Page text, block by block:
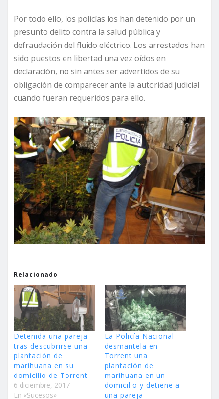
Por todo ello, los policías los han detenido por un
presunto delito contra la salud pública y
defraudación del fluido eléctrico. Los arrestados han
sido puestos en libertad una vez oídos en
declaración, no sin antes ser advertidos de su
obligación de comparecer ante la autoridad judicial
cuando fueran requeridos para ello.
Relacionado
Detenida una pareja
tras descubrirse una
plantación de
marihuana en su
domicilio de Torrent
6 diciembre, 2017
En «Sucesos»
La Policía Nacional
desmantela en
Torrent una
plantación de
marihuana en un
domicilio y detiene a
una pareja